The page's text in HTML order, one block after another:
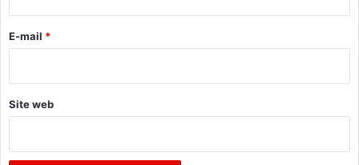
U
N
E
C
O
e
E-mail *
Site web